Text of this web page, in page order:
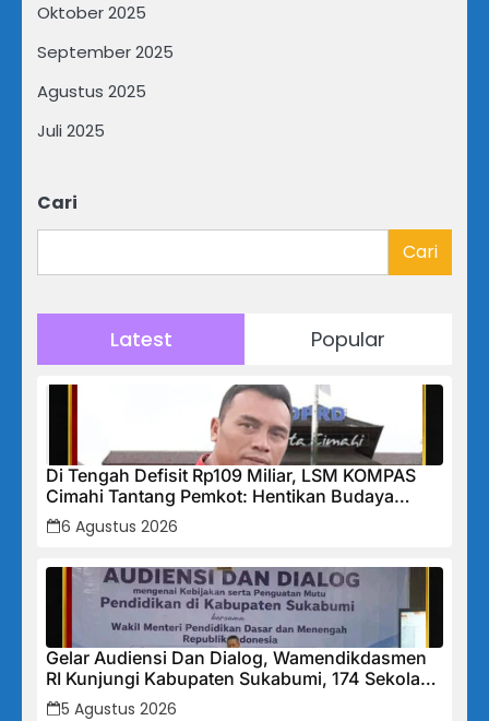
Oktober 2025
September 2025
Agustus 2025
Juli 2025
Cari
Cari
Latest Popular
Di Tengah Defisit Rp109 Miliar, LSM KOMPAS
Cimahi Tantang Pemkot: Hentikan Budaya
Tutup-Tutupan, Buka Data Keuangan Sekarang!
6 Agustus 2026
Gelar Audiensi Dan Dialog, Wamendikdasmen
RI Kunjungi Kabupaten Sukabumi, 174 Sekolah
Mendapat Bantuan Rehabilitasi
5 Agustus 2026